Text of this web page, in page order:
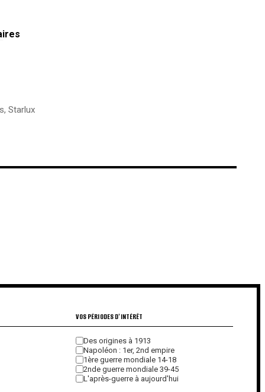
, Starlux
VOS PÉRIODES D'INTÉRÊT
Des origines à 1913
Napoléon : 1er, 2nd empire
1ère guerre mondiale 14-18
2nde guerre mondiale 39-45
L'après-guerre à aujourd'hui